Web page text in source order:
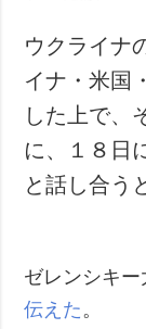
ウクライナ
イナ・米国
した上で、
に、１８日
と話し合う
ゼレンシキ
伝えた 。